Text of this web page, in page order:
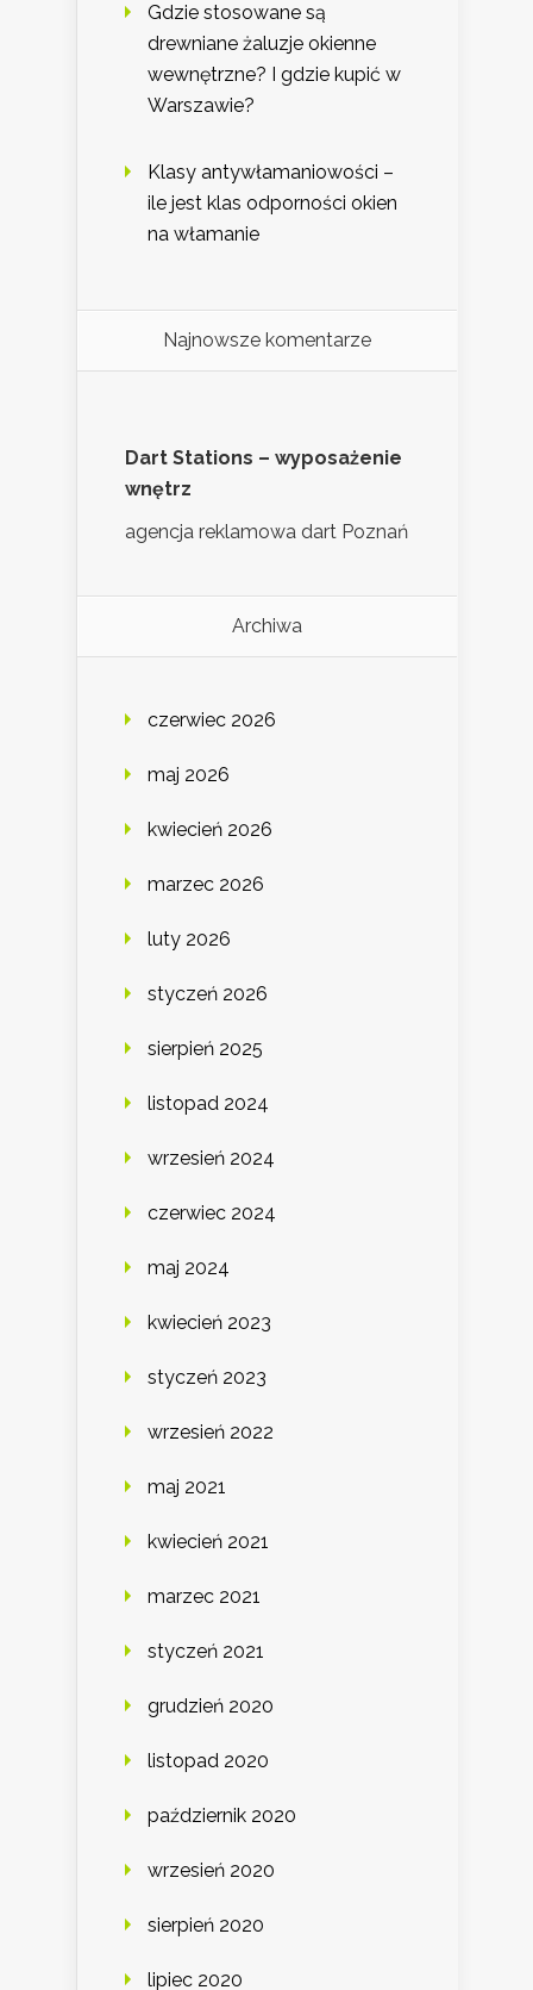
Gdzie stosowane są
drewniane żaluzje okienne
wewnętrzne? I gdzie kupić w
Warszawie?
Klasy antywłamaniowości –
ile jest klas odporności okien
na włamanie
Najnowsze komentarze
Dart Stations – wyposażenie
wnętrz
agencja reklamowa dart Poznań
Archiwa
czerwiec 2026
maj 2026
kwiecień 2026
marzec 2026
luty 2026
styczeń 2026
sierpień 2025
listopad 2024
wrzesień 2024
czerwiec 2024
maj 2024
kwiecień 2023
styczeń 2023
wrzesień 2022
maj 2021
kwiecień 2021
marzec 2021
styczeń 2021
grudzień 2020
listopad 2020
październik 2020
wrzesień 2020
sierpień 2020
lipiec 2020